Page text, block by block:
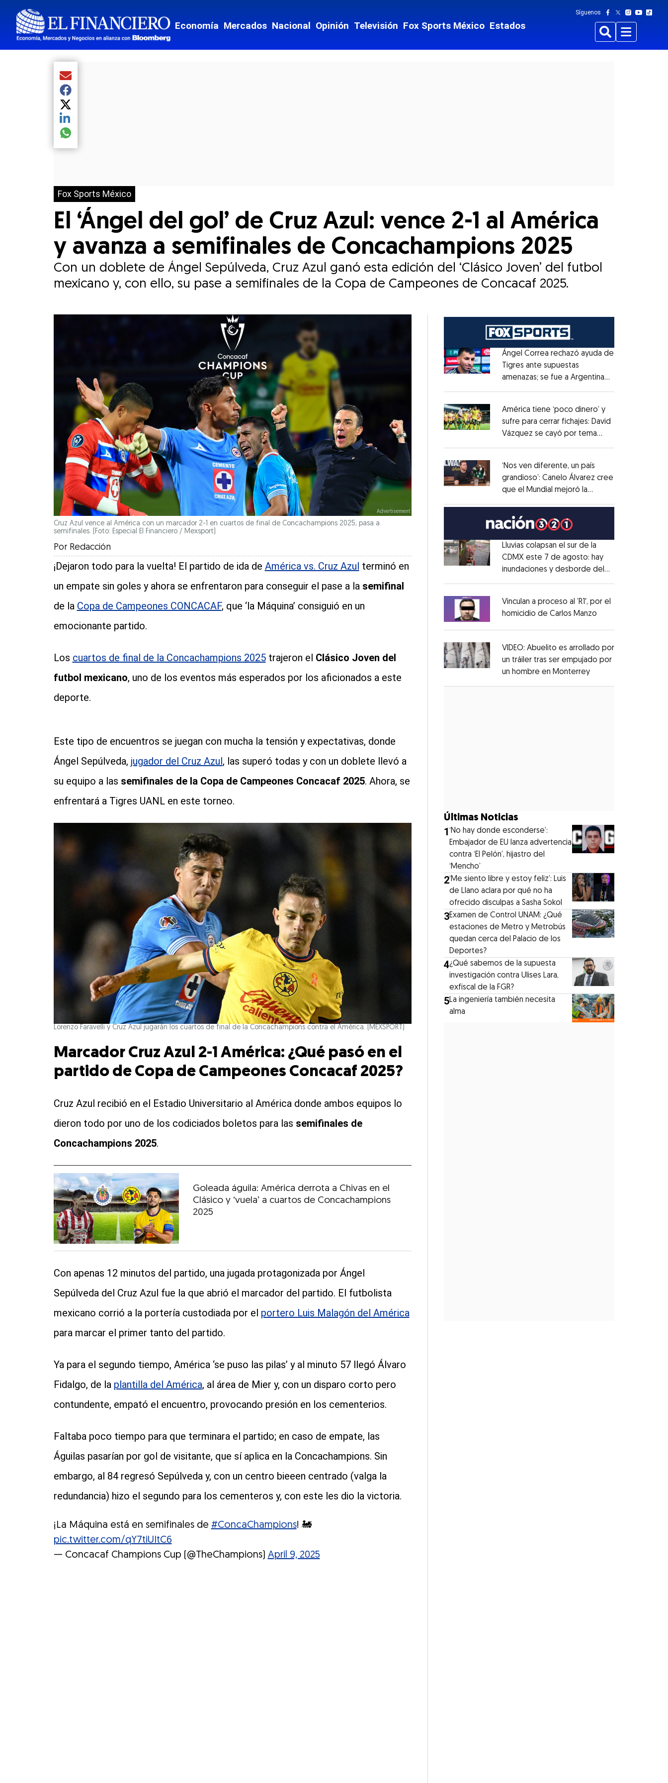
Economía Mercados Nacional Opinión Televisión Fox Sports México Estados
Síguenos
BuscarMenu
Fox Sports México
El ‘Ángel del gol’ de Cruz Azul: vence 2-1 al América
y avanza a semifinales de Concachampions 2025
Con un doblete de Ángel Sepúlveda, Cruz Azul ganó esta edición del ‘Clásico Joven’ del futbol
mexicano y, con ello, su pase a semifinales de la Copa de Campeones de Concacaf 2025.
Compartir el artículo actual mediante Email
Compartir el artículo actual mediante Facebook
Compartir el artículo actual mediante Twitter
Compartir el artículo actual mediante LinkedIn
Compartir el artículo actual mediante global.social-whatsapp
Cruz Azul vence al América con un marcador 2-1 en cuartos de final de Concachampions 2025; pasa a
semifinales. (Foto: Especial El Financiero / Mexsport)
Por Redacción
¡Dejaron todo para la vuelta! El partido de ida de América vs. Cruz Azul terminó en
un empate sin goles y ahora se enfrentaron para conseguir el pase a la semifinal
de la Copa de Campeones CONCACAF, que ‘la Máquina’ consiguió en un
emocionante partido.
Los cuartos de final de la Concachampions 2025trajeron el Clásico Joven del
futbol mexicano, uno de los eventos más esperados por los aficionados a este
deporte.
Este tipo de encuentros se juegan con mucha la tensión y expectativas, donde
Ángel Sepúlveda, jugador del Cruz Azul, las superó todas y con un doblete llevó a
su equipo a las semifinales de la Copa de Campeones Concacaf 2025. Ahora, se
enfrentará a Tigres UANL en este torneo.
Lorenzo Faravelli y Cruz Azul jugarán los cuartos de final de la Concachampions contra el América. (MEXSPORT)
Marcador Cruz Azul 2-1 América: ¿Qué pasó en el
partido de Copa de Campeones Concacaf 2025?
Cruz Azul recibió en el Estadio Universitario al América donde ambos equipos lo
dieron todo por uno de los codiciados boletos para las semifinales de
Concachampions 2025.
Goleada águila: América derrota a Chivas en el
Clásico y ‘vuela’ a cuartos de Concachampions
2025
Con apenas 12 minutos del partido, una jugada protagonizada por Ángel
Sepúlveda del Cruz Azul fue la que abrió el marcador del partido. El futbolista
mexicano corrió a la portería custodiada por el portero Luis Malagón del América
para marcar el primer tanto del partido.
Ya para el segundo tiempo, América ‘se puso las pilas’ y al minuto 57 llegó Álvaro
Fidalgo, de la plantilla del América, al área de Mier y, con un disparo corto pero
contundente, empató el encuentro, provocando presión en los cementerios.
Faltaba poco tiempo para que terminara el partido; en caso de empate, las
Águilas pasarían por gol de visitante, que sí aplica en la Concachampions. Sin
embargo, al 84 regresó Sepúlveda y, con un centro bieeen centrado (valga la
redundancia) hizo el segundo para los cementeros y, con este les dio la victoria.
¡La Máquina está en semifinales de #ConcaChampions! 🚂
pic.twitter.com/qY7tiUItC6
— Concacaf Champions Cup (@TheChampions) April 9, 2025
Opens in new window
Ángel Correa rechazó ayuda de
Tigres ante supuestas
amenazas; se fue a Argentina
Opens in new window
América tiene ‘poco dinero’ y
sufre para cerrar fichajes: David
Vázquez se cayó por tema
Opens in new window
‘Nos ven diferente, un país
grandioso’: Canelo Álvarez cree
que el Mundial mejoró la
Opens in new window
Lluvias colapsan el sur de la
CDMX este 7 de agosto: hay
inundaciones y desborde del
Opens in new window
Vinculan a proceso al ’R1′, por el
homicidio de Carlos Manzo
Opens in new window
VIDEO: Abuelito es arrollado por
un tráiler tras ser empujado por
un hombre en MonterreyOpens in new
Últimas Noticias
1‘No hay donde esconderse’:
Embajador de EU lanza advertencia
contra ‘El Pelón’, hijastro del
‘Mencho’
2‘Me siento libre y estoy feliz’: Luis
de Llano aclara por qué no ha
ofrecido disculpas a Sasha Sokol
3Examen de Control UNAM: ¿Qué
estaciones de Metro y Metrobús
quedan cerca del Palacio de los
Deportes?
4¿Qué sabemos de la supuesta
investigación contra Ulises Lara,
exfiscal de la FGR?
5La ingeniería también necesita
alma